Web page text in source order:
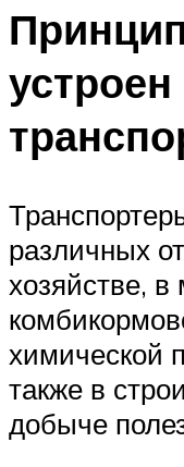
различных
хозяйстве,
химической
также в
добыче